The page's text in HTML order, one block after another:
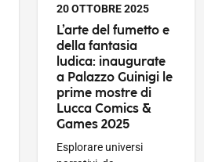
PUBBLICATO IL
20 OTTOBRE 2025
L’arte del fumetto e
della fantasia
ludica: inaugurate
a Palazzo Guinigi le
prime mostre di
Lucca Comics &
Games 2025
Esplorare universi